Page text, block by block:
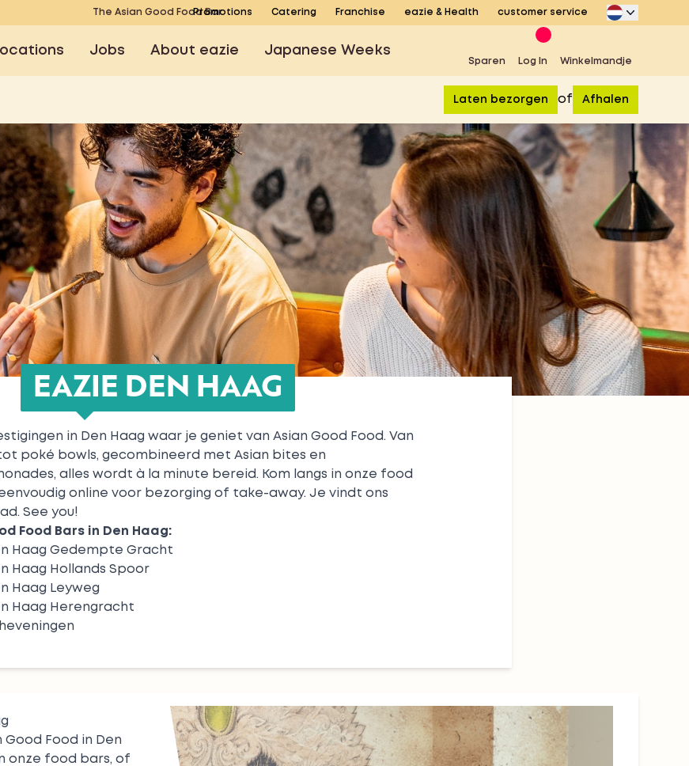
The Asian Good Food BarPromotions Catering Franchise eazie & Health customer service
Jobs About eazie Japanese Weeks
Sparen Log In Winkelmandje
Laten bezorgen of Afhalen
EAZIE DEN HAAG
in Den Haag waar je geniet van Asian Good Food. Van
poké bowls, gecombineerd met Asian bites en
, alles wordt à la minute bereid. Kom langs in onze food
online voor bezorging of take-away. Je vindt ons
See you!
Food Bars in Den Haag:
Haag Gedempte Gracht
Haag Hollands Spoor
Haag Leyweg
Haag Herengracht
Food in Den
onze food bars, of